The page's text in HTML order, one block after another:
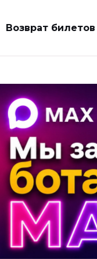
Возврат билетов